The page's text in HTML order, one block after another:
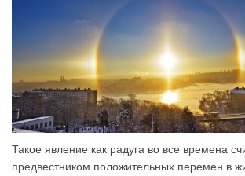
Такое явление как радуга во все времена
предвестником положительных перемен в